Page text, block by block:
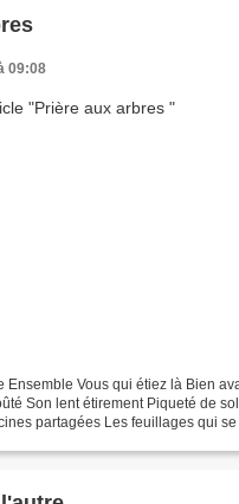
09:08
Ensemble Vous qui étiez là Bien
Son lent étirement Piqueté de
partagées Les feuillages qui